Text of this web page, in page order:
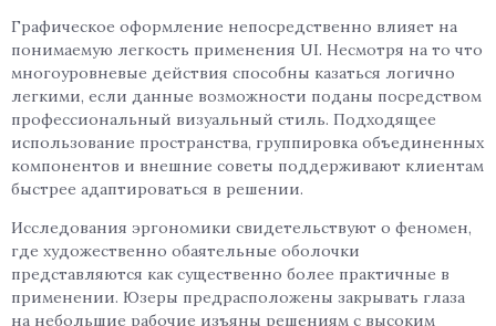
Графическое оформление непосредственно влияет на
понимаемую легкость применения UI. Несмотря на то что
многоуровневые действия способны казаться логично
легкими, если данные возможности поданы посредством
профессиональный визуальный стиль. Подходящее
использование пространства, группировка объединенных
компонентов и внешние советы поддерживают клиентам
быстрее адаптироваться в решении.
Исследования эргономики свидетельствуют о феномен,
где художественно обаятельные оболочки
представляются как существенно более практичные в
применении. Юзеры предрасположены закрывать глаза
на небольшие рабочие изъяны решениям с высоким